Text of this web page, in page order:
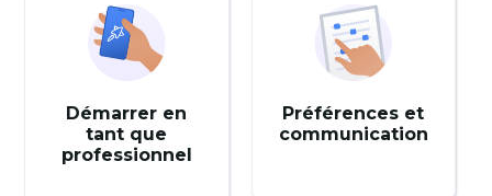
Démarrer en
tant que
professionnel
Préférences et
communication